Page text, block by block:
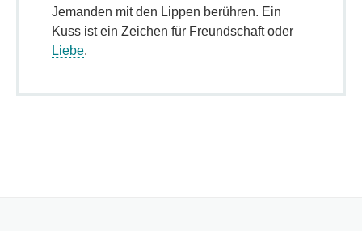
Jemanden mit den Lippen berühren. Ein
Kuss ist ein Zeichen für Freundschaft oder
Liebe.